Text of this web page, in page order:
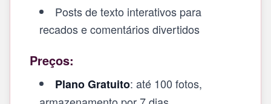
Posts de texto interativos para
recados e comentários divertidos
Preços:
Plano Gratuito: até 100 fotos,